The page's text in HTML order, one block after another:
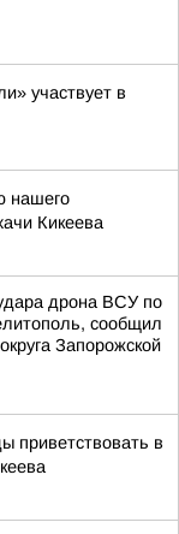
участвует в
нашего
Кикеева
дрона ВСУ по
сообщил
Запорожской
приветствовать в